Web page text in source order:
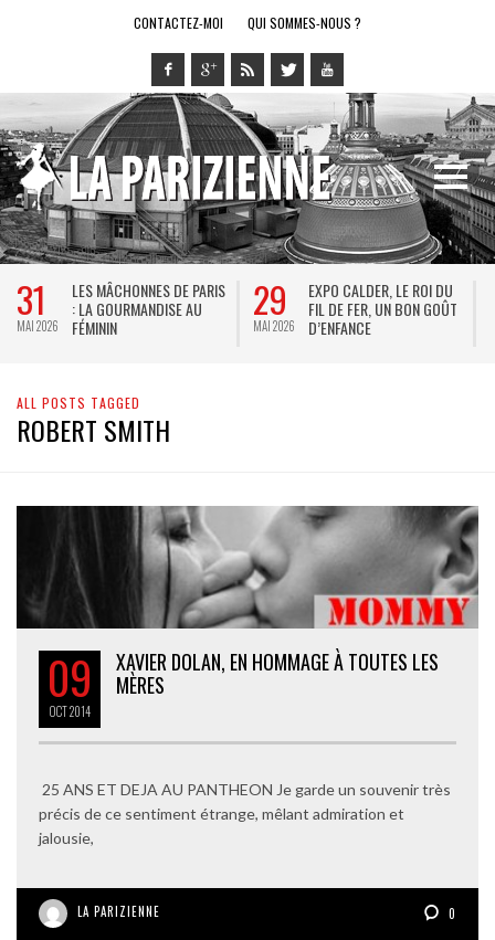
CONTACTEZ-MOI QUI SOMMES-NOUS ?
31
MAI 2026
LES MÂCHONNES DE PARIS
: LA GOURMANDISE AU
FÉMININ
29
MAI 2026
EXPO CALDER, LE ROI DU
FIL DE FER, UN BON GOÛT
D’ENFANCE
ALL POSTS TAGGED
ROBERT SMITH
09
OCT2014
XAVIER DOLAN, EN HOMMAGE À TOUTES LES
MÈRES
25 ANS ET DEJA AU PANTHEON Je garde un souvenir très
précis de ce sentiment étrange, mêlant admiration et
jalousie,
LA PARIZIENNE 0